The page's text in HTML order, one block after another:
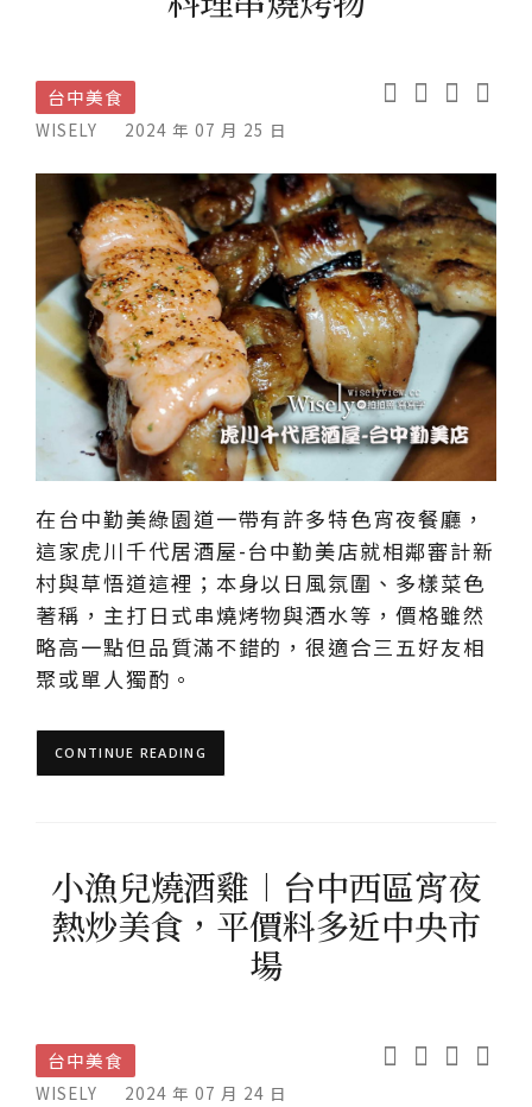
台中美食
WISELY 2024 年 07 月 25 日
在台中勤美綠園道一帶有許多特色宵夜餐廳，
這家虎川千代居酒屋-台中勤美店就相鄰審計新
村與草悟道這裡；本身以日風氛圍、多樣菜色
著稱，主打日式串燒烤物與酒水等，價格雖然
略高一點但品質滿不錯的，很適合三五好友相
聚或單人獨酌。
CONTINUE READING
小漁兒燒酒雞︱台中西區宵夜
熱炒美食，平價料多近中央市
場
台中美食
WISELY 2024 年 07 月 24 日